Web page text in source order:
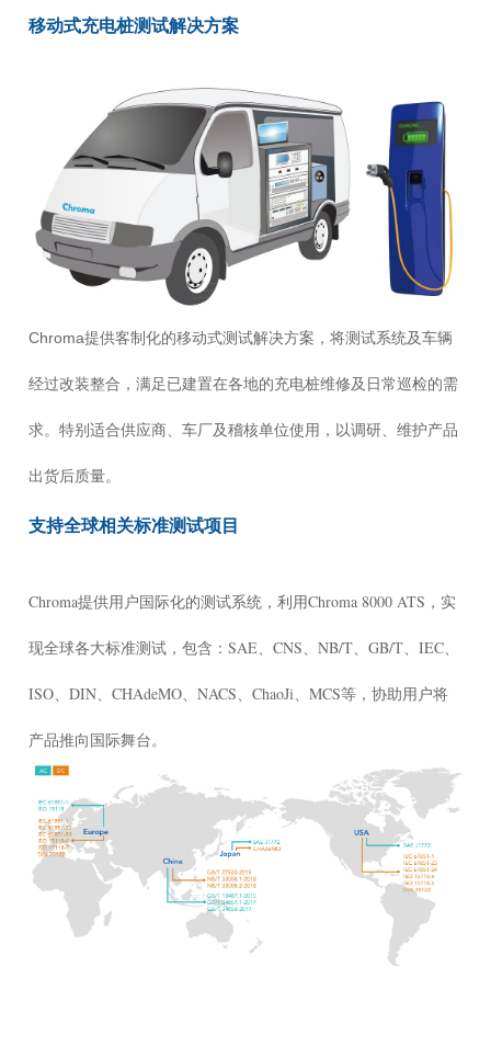
移动式充电桩测试解决方案
Chroma提供客制化的移动式测试解决方案，将测试系统及车辆
经过改装整合，满足已建置在各地的充电桩维修及日常巡检的需
求。特别适合供应商、车厂及稽核单位使用，以调研、维护产品
出货后质量。
支持全球相关标准测试项目
Chroma提供用户国际化的测试系统，利用Chroma 8000 ATS，实
现全球各大标准测试，包含：SAE、CNS、NB/T、GB/T、IEC、
ISO、DIN、CHAdeMO、NACS、ChaoJi、MCS等，协助用户将
产品推向国际舞台。